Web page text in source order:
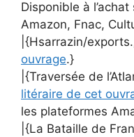
Disponible à
Amazon, Fnac,
|{Hsarrazin/
ouvrage.}
|{Traversée de
litéraire de cet
les plateformes
|{La Bataille de